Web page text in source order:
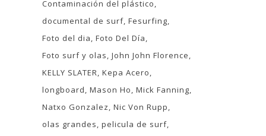
Contaminación del plástico
documental de surf Fesurfing
Foto del dia Foto Del Día
Foto surf y olas John John Florence
KELLY SLATER Kepa Acero
longboard Mason Ho Mick Fanning
Natxo Gonzalez Nic Von Rupp
olas grandes pelicula de surf